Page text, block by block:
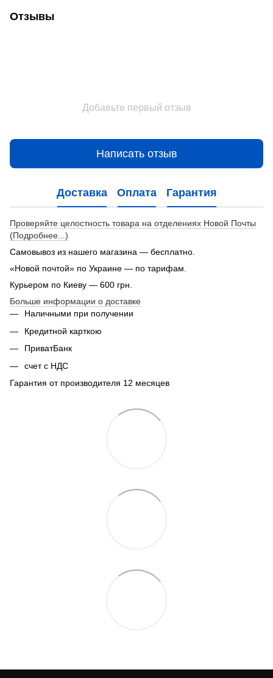
Отзывы
Добавьте первый отзыв
Написать отзыв
Доставка Оплата Гарантия
Проверяйте целостность товара на отделениях Новой Почты
(Подробнее...)
Самовывоз из нашего магазина — бесплатно.
«Новой почтой» по Украине — по тарифам.
Курьером по Киеву — 600 грн.
Больше информации о доставке
Наличными при получении
Кредитной карткою
ПриватБанк
счет с НДС
Гарантия от производителя 12 месяцев